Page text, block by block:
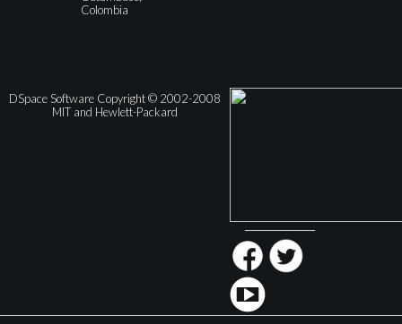
Colombia
DSpace Software Copyright © 2002-2008
MIT and Hewlett-Packard